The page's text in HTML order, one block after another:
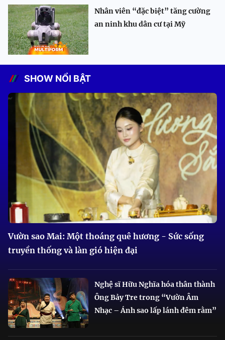
Nhân viên “đặc biệt” tăng cường
an ninh khu dân cư tại Mỹ
SHOW NỔI BẬT
Vườn sao Mai: Một thoáng quê hương - Sức sống
truyền thống và làn gió hiện đại
Nghệ sĩ Hữu Nghĩa hóa thân thành
Ông Bảy Tre trong “Vườn Âm
Nhạc – Ánh sao lấp lánh đêm rằm”